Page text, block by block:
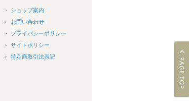
ショップ案内
お問い合わせ
プライバシーポリシー
サイトポリシー
特定商取引法表記